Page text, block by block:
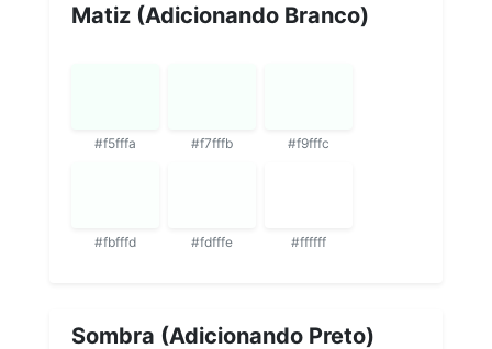
Matiz (Adicionando Branco)
#f5fffa #f7fffb #f9fffc
#fbfffd #fdfffe #ffffff
Sombra (Adicionando Preto)